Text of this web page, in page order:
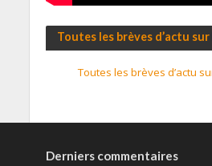
Toutes les brèves d’actu
Toutes les brèves d’actu
Derniers commentaires